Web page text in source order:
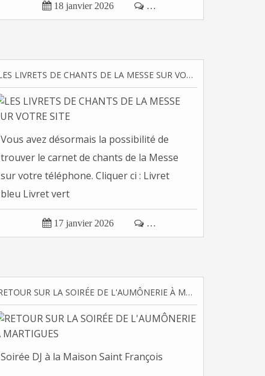
 18 janvier 2026  …
LES LIVRETS DE CHANTS DE LA MESSE SUR VOTRE SITE
Vous avez désormais la possibilité de
trouver le carnet de chants de la Messe
sur votre téléphone. Cliquer ci : Livret
bleu Livret vert
 17 janvier 2026  …
RETOUR SUR LA SOIRÉE DE L'AUMÔNERIE À MARTIGUES
Soirée DJ à la Maison Saint François